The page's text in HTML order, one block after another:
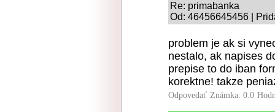
Re: primabanka
Od: 46456645456 |
problem je ak si
nestalo, ak napises
prepise to do iban
korektne! takze
Odpovedať Známka: 0.0